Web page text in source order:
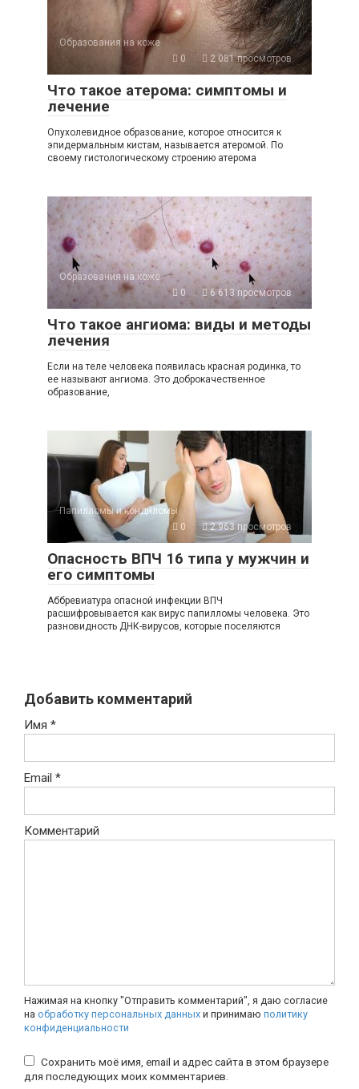
Образования на коже
0
2 081 просмотров
Что такое атерома: симптомы и
лечение
Опухолевидное образование, которое относится к
эпидермальным кистам, называется атеромой. По
своему гистологическому строению атерома
Образования на коже
0
6 613 просмотров
Что такое ангиома: виды и методы
лечения
Если на теле человека появилась красная родинка, то
ее называют ангиома. Это доброкачественное
образование,
Папилломы и кондиломы
0
2 963 просмотров
Опасность ВПЧ 16 типа у мужчин и
его симптомы
Аббревиатура опасной инфекции ВПЧ
расшифровывается как вирус папилломы человека. Это
разновидность ДНК-вирусов, которые поселяются
Добавить комментарий
Имя *
Email *
Комментарий
Нажимая на кнопку "Отправить комментарий", я даю согласие
на обработку персональных данных и принимаю политику
конфиденциальности
Сохранить моё имя, email и адрес сайта в этом браузере
для последующих моих комментариев.